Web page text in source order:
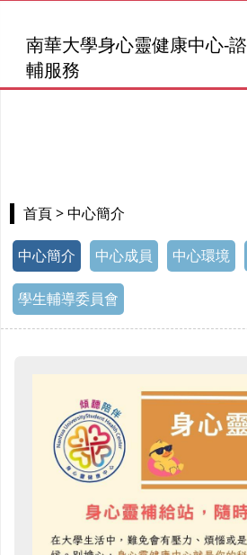
首頁 > 中心簡介
中心簡介 中心成員 中心環境
學生輔導委員會
南華大學身心靈健康中心-諮
輔服務